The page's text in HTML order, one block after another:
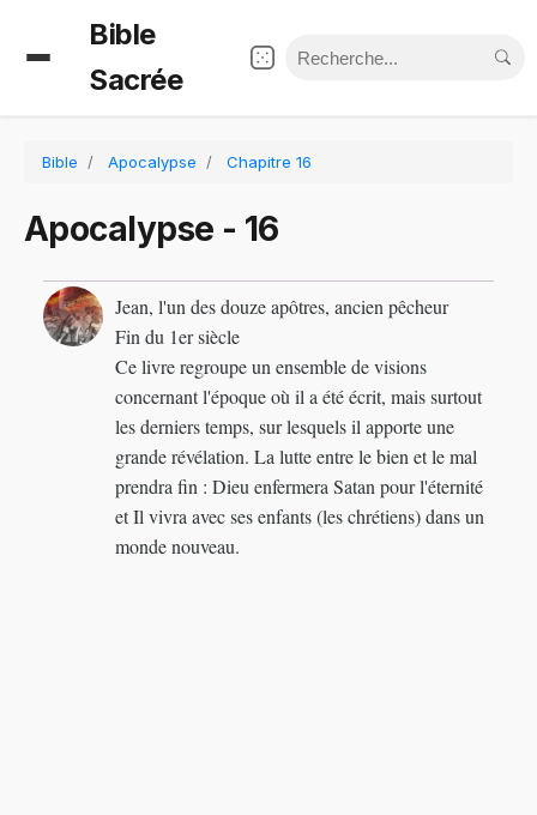
Bible
Sacrée
Bible Apocalypse Chapitre 16
Apocalypse - 16
Jean, l'un des douze apôtres, ancien pêcheur
Fin du 1er siècle
Ce livre regroupe un ensemble de visions
concernant l'époque où il a été écrit, mais surtout
les derniers temps, sur lesquels il apporte une
grande révélation. La lutte entre le bien et le mal
prendra fin : Dieu enfermera Satan pour l'éternité
et Il vivra avec ses enfants (les chrétiens) dans un
monde nouveau.